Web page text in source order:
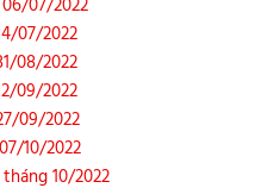
07/2022
07/2022
08/2022
09/2022
09/2022
10/2022
10/2022